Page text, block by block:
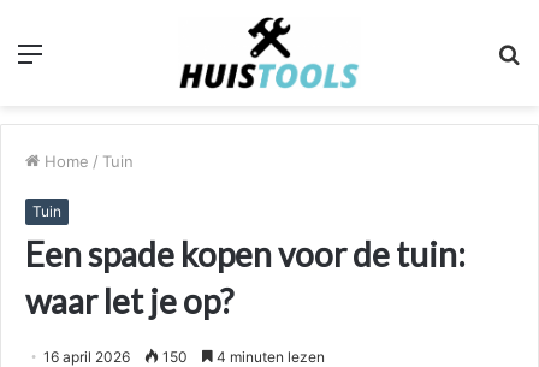
Menu
Home / Tuin
Tuin
Een spade kopen voor de tuin:
waar let je op?
16 april 2026 150 4 minuten lezen